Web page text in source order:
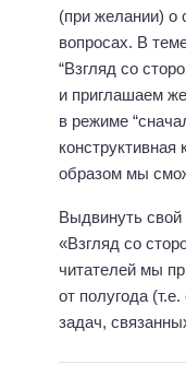
(при желании)
вопросах. В
“Взгляд со
и приглашаем
в режиме
конструктивная
образом мы
Выдвинуть свой
«Взгляд со
читателей мы
от полугода
задач,